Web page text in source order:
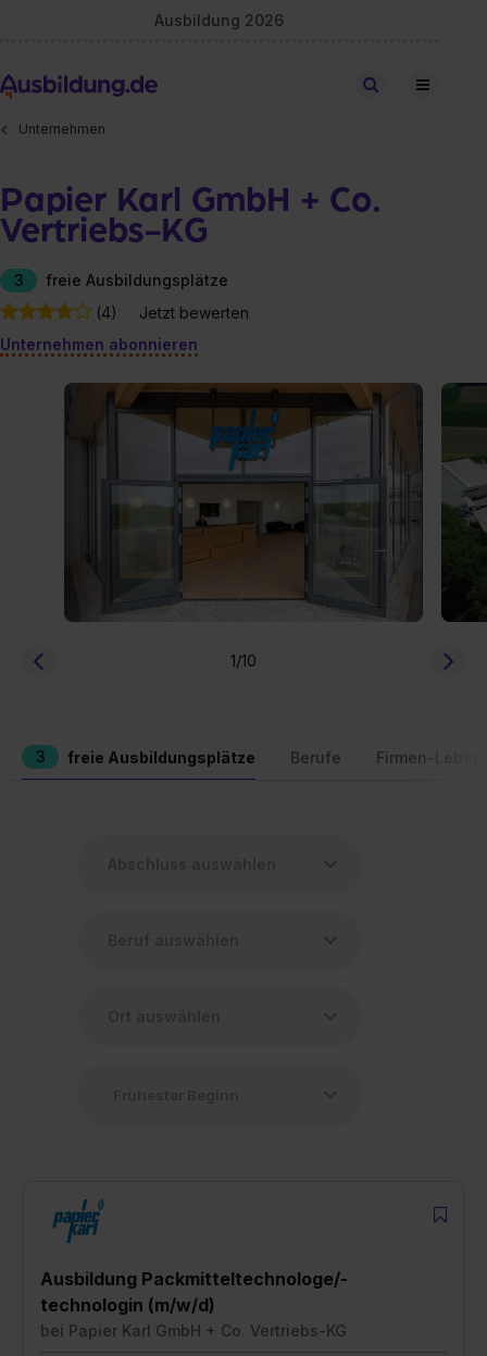
Ausbildung 2026
Stellen finden
Unternehmen
Papier Karl GmbH + Co.
Vertriebs-KG
3
freie Ausbildungsplätze
(4)
Jetzt bewerten
Unternehmen abonnieren
1/10
3 freie Ausbildungsplätze Berufe Firmen-
Ausbildung Packmitteltechnologe/-
technologin (m/w/d)
bei Papier Karl GmbH + Co. Vertriebs-KG